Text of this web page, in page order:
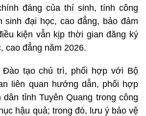
đáng của thí sinh, tính công
sinh đại học, cao đẳng, bảo đảm
kiện vẫn kịp thời gian đăng ký
cao đẳng năm 2026.
Đào tạo chủ trì, phối hợp với Bộ
liên quan hướng dẫn, phối hợp
tỉnh Tuyên Quang trong công
hậu quả; trong đó, lưu ý bảo vệ